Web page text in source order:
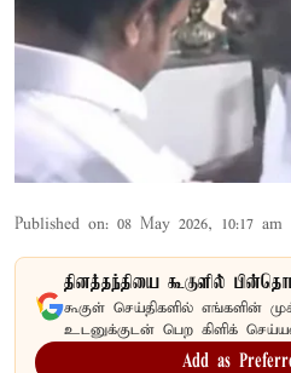
Published on: 08 May 2026, 10:17 am
தினத்தந்தியை கூகுளில்
கூகுள் செய்திகளில் எங்களின்
உடனுக்குடன் பெற கிளிக்
Add as